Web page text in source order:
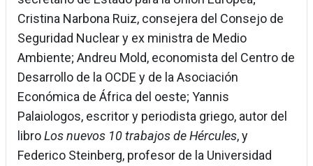
Cristina Narbona Ruiz, consejera del Consejo de
Seguridad Nuclear y ex ministra de Medio
Ambiente; Andreu Mold, economista del Centro de
Desarrollo de la OCDE y de la Asociación
Económica de África del oeste; Yannis
Palaiologos, escritor y periodista griego, autor del
libroLos nuevos 10 trabajos de Hércules, y
Federico Steinberg, profesor de la Universidad